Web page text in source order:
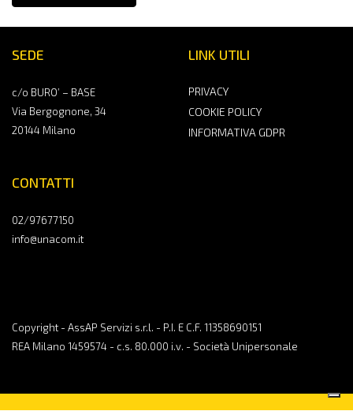
SEDE
c/o BURO’ – BASE
Via Bergognone, 34
20144 Milano
CONTATTI
02/97677150
info@unacom.it
LINK UTILI
PRIVACY
COOKIE POLICY
INFORMATIVA GDPR
Copyright - AssAP Servizi s.r.l. - P.I. E C.F. 11358690151
REA Milano 1459574 - c.s. 80.000 i.v. - Società Unipersonale